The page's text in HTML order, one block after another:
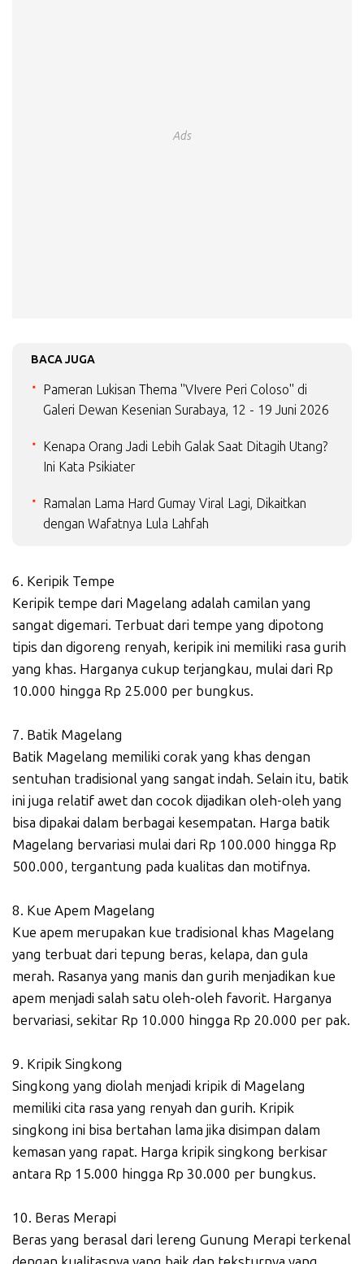
Ads
BACA JUGA
Pameran Lukisan Thema "VIvere Peri Coloso" di
Galeri Dewan Kesenian Surabaya, 12 - 19 Juni 2026
Kenapa Orang Jadi Lebih Galak Saat Ditagih Utang?
Ini Kata Psikiater
Ramalan Lama Hard Gumay Viral Lagi, Dikaitkan
dengan Wafatnya Lula Lahfah
6. Keripik Tempe
Keripik tempe dari Magelang adalah camilan yang
sangat digemari. Terbuat dari tempe yang dipotong
tipis dan digoreng renyah, keripik ini memiliki rasa gurih
yang khas. Harganya cukup terjangkau, mulai dari Rp
10.000 hingga Rp 25.000 per bungkus.
7. Batik Magelang
Batik Magelang memiliki corak yang khas dengan
sentuhan tradisional yang sangat indah. Selain itu, batik
ini juga relatif awet dan cocok dijadikan oleh-oleh yang
bisa dipakai dalam berbagai kesempatan. Harga batik
Magelang bervariasi mulai dari Rp 100.000 hingga Rp
500.000, tergantung pada kualitas dan motifnya.
8. Kue Apem Magelang
Kue apem merupakan kue tradisional khas Magelang
yang terbuat dari tepung beras, kelapa, dan gula
merah. Rasanya yang manis dan gurih menjadikan kue
apem menjadi salah satu oleh-oleh favorit. Harganya
bervariasi, sekitar Rp 10.000 hingga Rp 20.000 per pak.
9. Kripik Singkong
Singkong yang diolah menjadi kripik di Magelang
memiliki cita rasa yang renyah dan gurih. Kripik
singkong ini bisa bertahan lama jika disimpan dalam
kemasan yang rapat. Harga kripik singkong berkisar
antara Rp 15.000 hingga Rp 30.000 per bungkus.
10. Beras Merapi
Beras yang berasal dari lereng Gunung Merapi terkenal